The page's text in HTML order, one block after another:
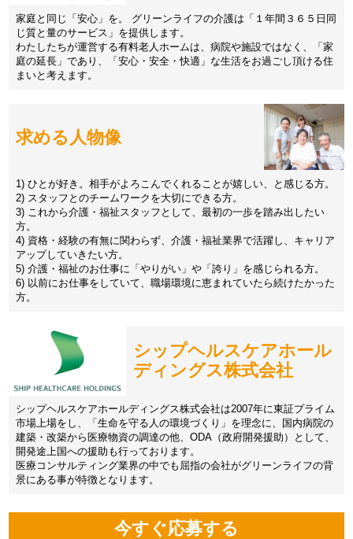
家庭と同じ「安心」を。 グリーンライフの介護は「１年間３６５日同
じ質と量のサービス」を提供します。
わたしたちが運営する有料老人ホームは、病院や施設ではなく、「家
庭の延長」であり、「安心・安全・快適」な生活をお過ごし頂ける住
まいと考えます。
求める人物像
1) ひとが好き。相手がよろこんでくれることが嬉しい、と感じる方。
2) スタッフとのチームワークを大切にできる方。
3) これから介護・福祉スタッフとして、最初の一歩を踏み出したい
方。
4) 資格・経験の有無に関わらず、介護・福祉業界で活躍し、キャリア
アップしていきたい方。
5) 介護・福祉のお仕事に「やりがい」や「誇り」を感じられる方。
6) 以前にお仕事をしていて、職場環境に恵まれていたら続けたかった
方。
シップヘルスケアホール
ディングス株式会社
シップヘルスケアホールディングス株式会社は2007年に東証プライム
市場上場をし、「生命を守る人の環境づくり」を理念に、国内病院の
建築・改築から医療物資の調達の他、ODA（政府開発援助）として、
開発途上国への援助も行っております。
医療コンサルティング業界の中でも屈指の会社がグリーンライフの背
景にある事が特徴となります。
今すぐ応募する